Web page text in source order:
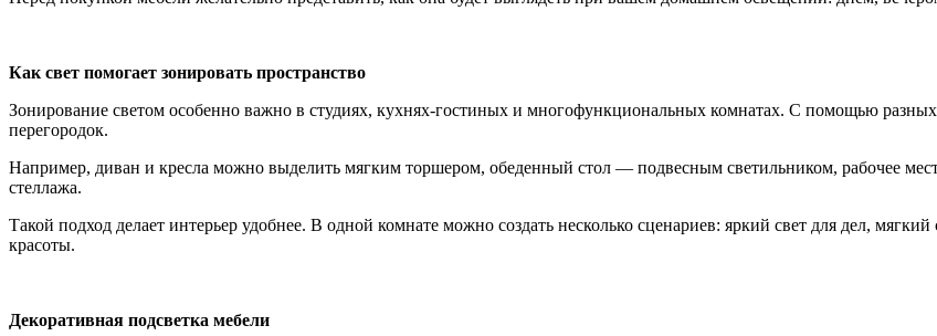
Как свет помогает зонировать пространство
Зонирование светом особенно важно в студиях, кухнях-гостиных и многофункциональных комнатах. С помощью
перегородок.
Например, диван и кресла можно выделить мягким торшером, обеденный стол — подвесным светильником, рабочее
стеллажа.
Такой подход делает интерьер удобнее. В одной комнате можно создать несколько сценариев: яркий свет для дел,
красоты.
Декоративная подсветка мебели